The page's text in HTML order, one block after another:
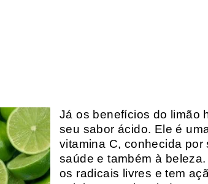
Já os benefícios do limão
seu sabor ácido. Ele é
vitamina C, conhecida
saúde e também à
os radicais livres e tem